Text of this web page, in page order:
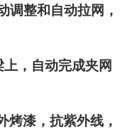
调整和自动拉网，
，自动完成夹网
烤漆，抗紫外线，